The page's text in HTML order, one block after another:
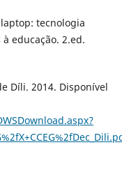
laptop: tecnologia
educação. 2.ed.
Díli. 2014. Disponível